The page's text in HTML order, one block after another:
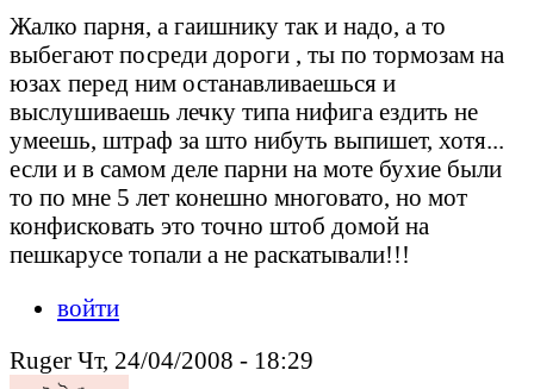
Жалко парня, а гаишнику так и надо, а то
выбегают посреди дороги , ты по тормозам на
юзах перед ним останавливаешься и
выслушиваешь лечку типа нифига ездить не
умеешь, штраф за што нибуть выпишет, хотя...
если и в самом деле парни на моте бухие были
то по мне 5 лет конешно многовато, но мот
конфисковать это точно штоб домой на
пешкарусе топали а не раскатывали!!!
войти
Ruger Чт, 24/04/2008 - 18:29